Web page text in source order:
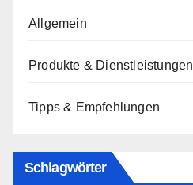
Allgemein
Produkte & Dienstleistungen
Tipps & Empfehlungen
Schlagwörter